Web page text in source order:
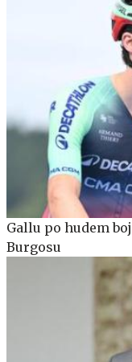
Gallu po hudem
Burgosu